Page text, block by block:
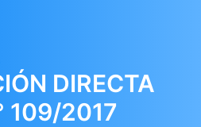
DIRECTA
109/2017